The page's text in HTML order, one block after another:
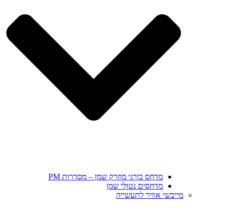
מדחס בורגי מוזרק שמן – מסדרות PM
מדחסים נטולי שמן
מייבשי אוויר לתעשייה